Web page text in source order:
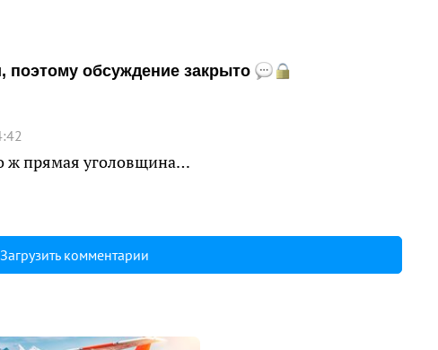
поэтому обсуждение закрыто
ж прямая уголовщина…
Загрузить комментарии